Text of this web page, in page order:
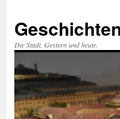
springen
Die Stadt. Gestern und heute.